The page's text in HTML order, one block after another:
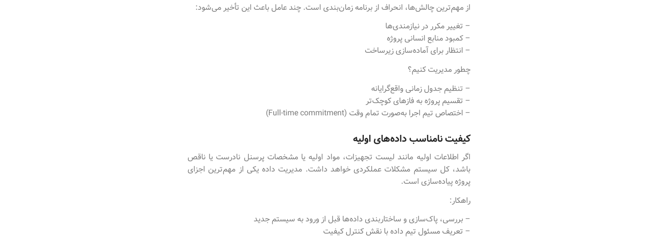
از مهم‌ترین چالش‌ها، انحراف از برنامه زمان‌بندی است. چند عامل باعث این تأخیر می‌شود:
– تغییر مکرر در نیازمندی‌ها
– کمبود منابع انسانی پروژه
– انتظار برای آماده‌سازی زیرساخت
چطور مدیریت کنیم؟
– تنظیم جدول زمانی واقع‌گرایانه
– تقسیم پروژه به فازهای کوچک‌تر
– اختصاص تیم اجرا به‌صورت تمام وقت (Full-time commitment)
کیفیت نامناسب داده‌های اولیه
اگر اطلاعات اولیه مانند لیست تجهیزات، مواد اولیه یا مشخصات پرسنل نادرست یا ناقص
باشد، کل سیستم مشکلات عملکردی خواهد داشت. مدیریت داده یکی از مهم‌ترین اجزای
پروژه پیاده‌سازی است.
راهکار:
– بررسی، پاک‌سازی و ساختاربندی داده‌ها قبل از ورود به سیستم جدید
– تعریف مسئول تیم داده با نقش کنترل کیفیت